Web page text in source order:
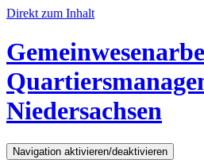
Direkt zum Inhalt
Niedersachsen
Navigation aktivieren/deaktivieren